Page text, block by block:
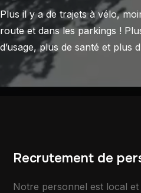
Plus il y a de trajets à vélo,
route et dans les parkings !
d’usage, plus de santé et plus
Recrutement de
Notre personnel est local